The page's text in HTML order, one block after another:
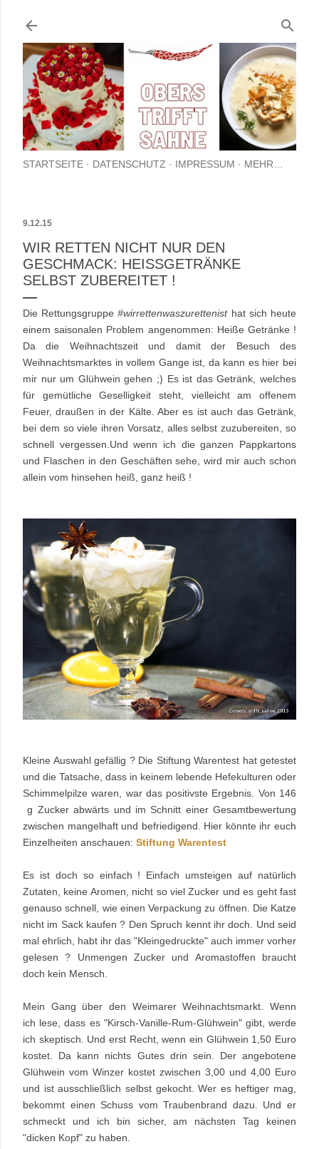
STARTSEITE DATENSCHUTZ IMPRESSUM MEHR…
9.12.15
WIR RETTEN NICHT NUR DEN
GESCHMACK: HEISSGETRÄNKE S
ELBST ZUBEREITET !
Die Rettungsgruppe #wirrettenwaszurettenist hat sich heute
einem saisonalen Problem angenommen: Heiße Getränke !
Da die Weihnachtszeit und damit der Besuch des
Weihnachtsmarktes in vollem Gange ist, da kann es hier bei
mir nur um Glühwein gehen ;) Es ist das Getränk, welches
für gemütliche Geselligkeit steht, vielleicht am offenem
Feuer, draußen in der Kälte. Aber es ist auch das Getränk,
bei dem so viele ihren Vorsatz, alles selbst zuzubereiten, so
schnell vergessen.Und wenn ich die ganzen Pappkartons
und Flaschen in den Geschäften sehe, wird mir auch schon
allein vom hinsehen heiß, ganz heiß !
Kleine Auswahl gefällig ? Die Stiftung Warentest hat getestet
und die Tatsache, dass in keinem lebende Hefekulturen oder
Schimmelpilze waren, war das positivste Ergebnis. Von 146
g Zucker abwärts und im Schnitt einer Gesamtbewertung
zwischen mangelhaft und befriedigend. Hier könnte ihr euch
Einzelheiten anschauen: Stiftung Warentest
Es ist doch so einfach ! Einfach umsteigen auf natürlich
Zutaten, keine Aromen, nicht so viel Zucker und es geht fast
genauso schnell, wie einen Verpackung zu öffnen. Die Katze
nicht im Sack kaufen ? Den Spruch kennt ihr doch. Und seid
mal ehrlich, habt ihr das "Kleingedruckte" auch immer vorher
gelesen ? Unmengen Zucker und Aromastoffen braucht
doch kein Mensch.
Mein Gang über den Weimarer Weihnachtsmarkt. Wenn
ich lese, dass es "Kirsch-Vanille-Rum-Glühwein" gibt, werde
ich skeptisch. Und erst Recht, wenn ein Glühwein 1,50 Euro
kostet. Da kann nichts Gutes drin sein. Der angebotene
Glühwein vom Winzer kostet zwischen 3,00 und 4,00 Euro
und ist ausschließlich selbst gekocht. Wer es heftiger mag,
bekommt einen Schuss vom Traubenbrand dazu. Und er
schmeckt und ich bin sicher, am nächsten Tag keinen
"dicken Kopf" zu haben.